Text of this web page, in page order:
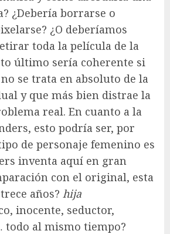
¿Debería borrarse o
¿O deberíamos
toda la película de la
último sería coherente si
se trata en absoluto de la
y que más bien distrae la
real. En cuanto a la
esto podría ser, por
de personaje femenino es
inventa aquí en gran
con el original, esta
años? hija
inocente, seductor,
al mismo tiempo?